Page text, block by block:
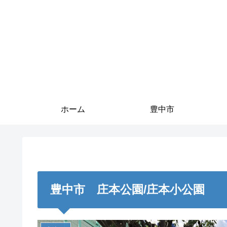
ホーム 豊中市
豊中市 庄本公園/庄本小公園